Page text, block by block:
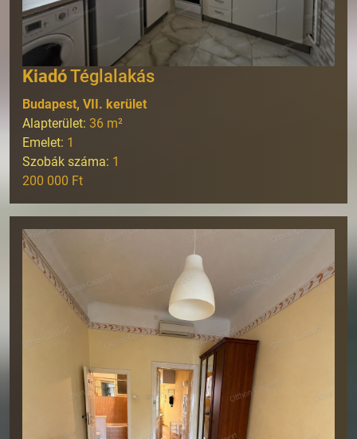
KiadóTéglalakás
Budapest, VII. kerület
Alapterület: 36 m²
Emelet: 1
Szobák száma: 1
200 000 Ft